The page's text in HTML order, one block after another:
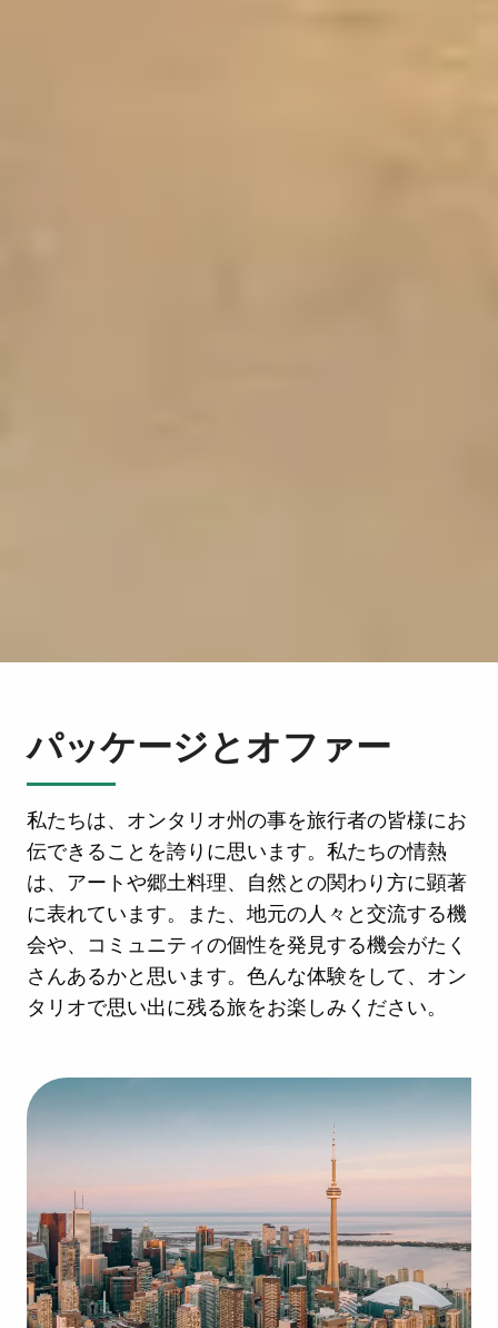
パッケージとオファー
私たちは、オンタリオ州の事を旅行者の皆様にお
伝できることを誇りに思います。私たちの情熱
は、アートや郷土料理、自然との関わり方に顕著
に表れています。また、地元の人々と交流する機
会や、コミュニティの個性を発見する機会がたく
さんあるかと思います。色んな体験をして、オン
タリオで思い出に残る旅をお楽しみください。